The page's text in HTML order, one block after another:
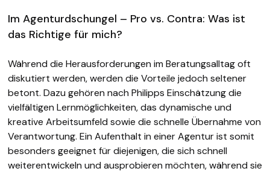
Im Agenturdschungel – Pro vs. Contra: Was ist
das Richtige für mich?
Während die Herausforderungen im Beratungsalltag oft
diskutiert werden, werden die Vorteile jedoch seltener
betont. Dazu gehören nach Philipps Einschätzung die
vielfältigen Lernmöglichkeiten, das dynamische und
kreative Arbeitsumfeld sowie die schnelle Übernahme von
Verantwortung. Ein Aufenthalt in einer Agentur ist somit
besonders geeignet für diejenigen, die sich schnell
weiterentwickeln und ausprobieren möchten, während sie